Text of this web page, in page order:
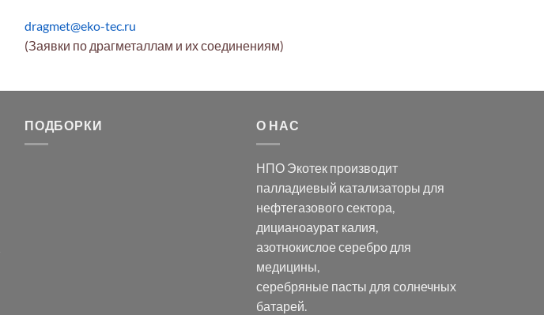
dragmet@eko-tec.ru
(Заявки по драгметаллам и их соединениям)
ПОДБОРКИ О НАС
НПО Экотек производит
палладиевый катализаторы для
нефтегазового сектора,
дицианоаурат калия,
азотнокислое серебродля
медицины,
серебряные пасты для солнечных
батарей.